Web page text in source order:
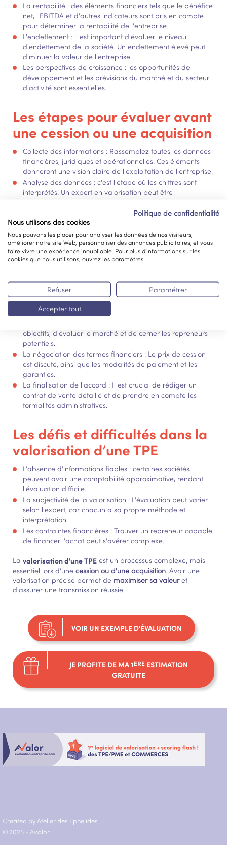
La rentabilité : des éléments financiers tels que le bénéfice
net, l'EBITDA et d'autres indicateurs sont pris en compte
pour déterminer la rentabilité de l'entreprise.
L'endettement : il est important d'évaluer le niveau
d'endettement de la société. Un endettement élevé peut
diminuer la valeur de l'entreprise.
Les perspectives de croissance : les opportunités de
développement et les prévisions du marché et du secteur
d'activité sont essentielles.
Les étapes pour évaluer avant
une cession ou une acquisition
Collecte des informations : Rassemblez toutes les données
financières, juridiques et opérationnelles. Ces éléments
donneront une vision claire de l'exploitation de l'entreprise.
Analyse des données : c'est l'étape où les chiffres sont
interprétés. Un expert en valorisation peut être
Détermination de la valeur : en utilisant les méthodes
citées précédemment, une estimation précise de la valeur
de l'entreprise est obtenue.
compte lors d'une négociation
pour la vente ou l'achat
objectifs, d'évaluer le marché et de cerner les repreneurs
potentiels.
La négociation des termes financiers : Le prix de cession
est discuté, ainsi que les modalités de paiement et les
garanties.
La finalisation de l'accord : Il est crucial de rédiger un
contrat de vente détaillé et de prendre en compte les
formalités administratives.
Les défis et difficultés dans la
valorisation d’une TPE
L'absence d'informations fiables : certaines sociétés
peuvent avoir une comptabilité approximative, rendant
l'évaluation difficile.
La subjectivité de la valorisation : L'évaluation peut varier
selon l'expert, car chacun a sa propre méthode et
interprétation.
Les contraintes financières : Trouver un repreneur capable
de financer l'achat peut s'avérer complexe.
La valorisation d'une TPE est un processus complexe, mais
essentiel lors d'une cession ou d'une acquisition. Avoir une
valorisation précise permet de maximiser sa valeuret
d'assurer une transmission réussie.
VOIR UN EXEMPLE D'ÉVALUATION
JE PROFITE DE MA 1ERE ESTIMATION
GRATUITE
Created by Atelier des Ephelides
© 2025 - Avalor
Politique de confidentialité
Nous utilisons des cookies
Nous pouvons les placer pour analyser les données de nos visiteurs,
améliorer notre site Web, personnaliser des annonces publicitaires, et vous
faire vivre une expérience inoubliable. Pour plus d'informations sur les
cookies que nous utilisons, ouvrez les paramètres.
Refuser
Paramétrer
Accepter tout